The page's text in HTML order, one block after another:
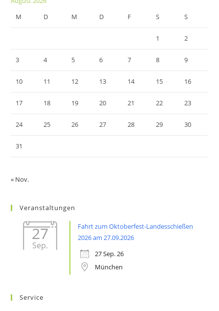
M
D M D F S S
1 2
3 4 5 6 7 8 9
10 11 12 13 14 15 16
17 18 19 20 21 22 23
24 25 26 27 28 29 30
31
« Nov.
Veranstaltungen
27
Sep.
Fahrt zum Oktoberfest-Landesschießen
2026 am 27.09.2026
27 Sep. 26
München
Service